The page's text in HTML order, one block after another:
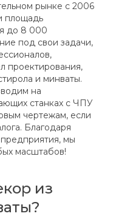
рынке с 2006
площадь
до 8 000
под свои задачи,
проектирования,
и минваты.
на
станках с ЧПУ
чертежам, если
Благодаря
мы
масштабов!
из